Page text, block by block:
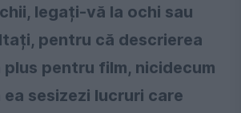
legați-vă la ochi sau
pentru că descrierea
plus pentru film, nicidecum
ea sesizezi lucruri care